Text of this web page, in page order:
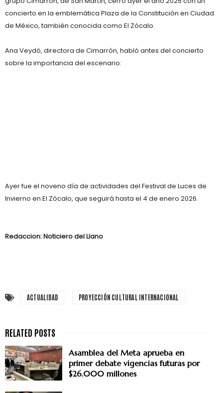
concierto en la emblemática Plaza de la Constitución en Ciudad
de México, también conocida como El Zócalo.
Ana Veydó, directora de Cimarrón, habló antes del concierto
sobre la importancia del escenario:
Ayer fue el noveno día de actividades del Festival de Luces de
Invierno en El Zócalo, que seguirá hasta el 4 de enero 2026.
Redaccion: Noticiero del Llano
ACTUALIDAD PROYECCIÓN CULTURAL INTERNACIONAL
Asamblea del Meta aprueba en
primer debate vigencias futuras por
$26.000 millones